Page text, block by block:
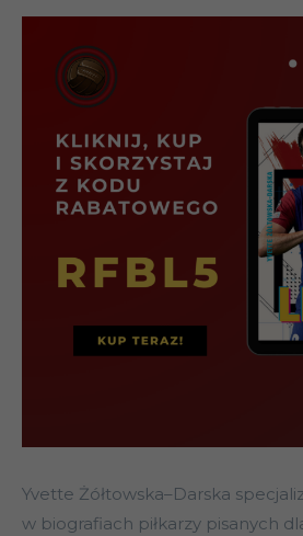
Yvette Żółtowska–Darska
w biografiach piłkarzy pisanych